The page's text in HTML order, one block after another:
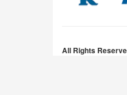
All Rights